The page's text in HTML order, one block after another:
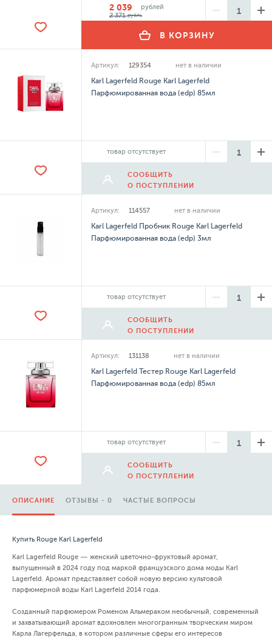
2 039
рублей
2 371рубль
В КОРЗИНУ
Артикул: 129354 нет в наличии
Karl Lagerfeld Rouge Karl Lagerfeld
Парфюмированная вода (edp) 85мл
товар отсутствует
СООБЩИТЬ
О ПОСТУПЛЕНИИ
Артикул: 114557 нет в наличии
Karl Lagerfeld Пробник Rouge Karl Lagerfeld
Парфюмированная вода (edp) 3мл
товар отсутствует
СООБЩИТЬ
О ПОСТУПЛЕНИИ
Артикул: 131138 нет в наличии
Karl Lagerfeld Тестер Rouge Karl Lagerfeld
Парфюмированная вода (edp) 85мл
товар отсутствует
СООБЩИТЬ
О ПОСТУПЛЕНИИ
ОПИСАНИЕ ОТЗЫВЫ - 0 ЧАСТЫЕ ВОПРОСЫ
Купить Rouge Karl Lagerfeld
Karl Lagerfeld Rouge — женский цветочно-фруктовый аромат,
выпущенный в 2024 году под маркой французского дома моды Karl
Lagerfeld. Аромат представляет собой новую версию культовой
парфюмерной воды Karl Lagerfeld 2014 года.
Созданный парфюмером Роменом Альмераком необычный, современный
и захватывающий аромат вдохновлен многогранным творческим миром
Карла Лагерфельда, в котором различные сферы его интересов